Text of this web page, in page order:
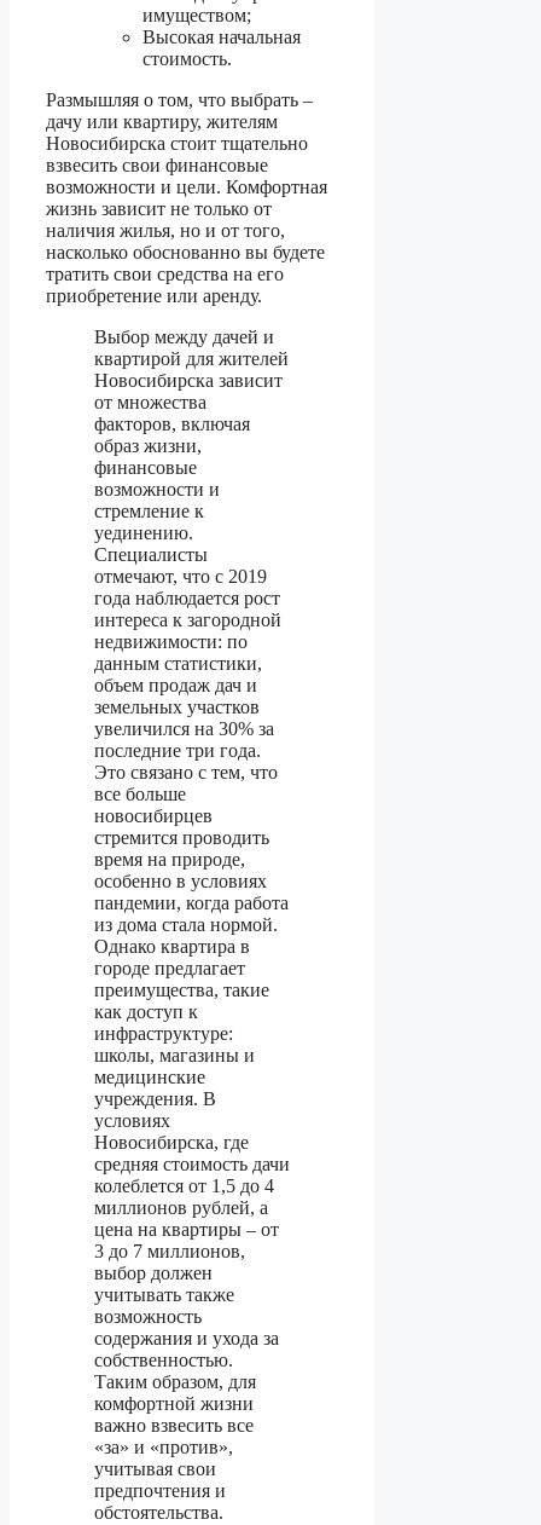
имуществом;
Высокая начальная
стоимость.
Размышляя о том, что выбрать –
дачу или квартиру, жителям
Новосибирска стоит тщательно
взвесить свои финансовые
возможности и цели. Комфортная
жизнь зависит не только от
наличия жилья, но и от того,
насколько обоснованно вы будете
тратить свои средства на его
приобретение или аренду.
Выбор между дачей и
квартирой для жителей
Новосибирска зависит
от множества
факторов, включая
образ жизни,
финансовые
возможности и
стремление к
уединению.
Специалисты
отмечают, что с 2019
года наблюдается рост
интереса к загородной
недвижимости: по
данным статистики,
объем продаж дач и
земельных участков
увеличился на 30% за
последние три года.
Это связано с тем, что
все больше
новосибирцев
стремится проводить
время на природе,
особенно в условиях
пандемии, когда работа
из дома стала нормой.
Однако квартира в
городе предлагает
преимущества, такие
как доступ к
инфраструктуре:
школы, магазины и
медицинские
учреждения. В
условиях
Новосибирска, где
средняя стоимость дачи
колеблется от 1,5 до 4
миллионов рублей, а
цена на квартиры – от
3 до 7 миллионов,
выбор должен
учитывать также
возможность
содержания и ухода за
собственностью.
Таким образом, для
комфортной жизни
важно взвесить все
«за» и «против»,
учитывая свои
предпочтения и
обстоятельства.